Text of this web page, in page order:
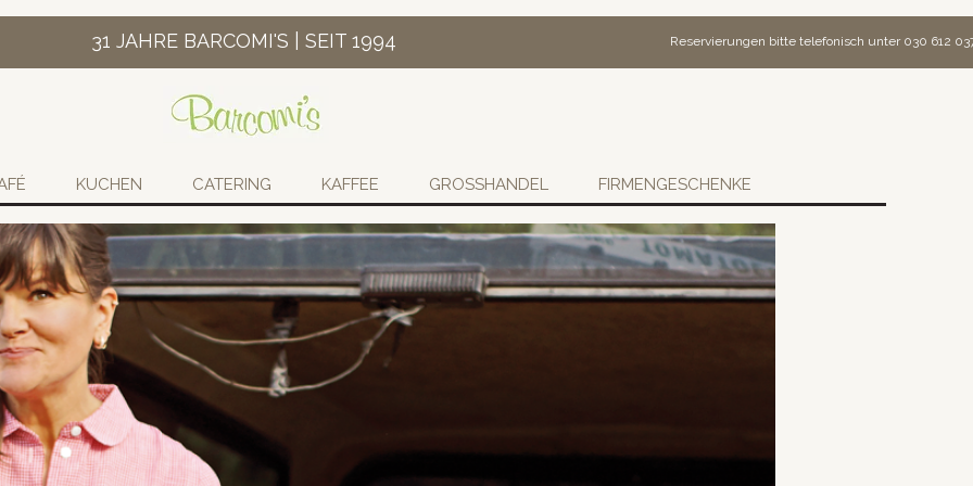
Reservierungen bitte telefonisch unter 030 612
31 JAHRE BARCOMI'S | SEIT 1994
KUCHEN CATERING KAFFEE GROSSHANDEL FIRMENGESCHENKE